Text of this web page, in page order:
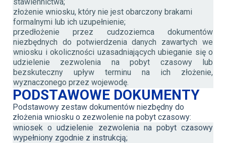
złożenie wniosku, który nie jest obarczony brakami
formalnymi lub ich uzupełnienie;
przedłożenie przez cudzoziemca dokumentów
niezbędnych do potwierdzenia danych zawartych we
wniosku i okoliczności uzasadniających ubieganie się o
udzielenie zezwolenia na pobyt czasowy lub
bezskuteczny upływ terminu na ich złożenie,
wyznaczonego przez wojewodę.
PODSTAWOWE DOKUMENTY
Podstawowy zestaw dokumentów niezbędny do
złożenia wniosku o zezwolenie na pobyt czasowy:
wniosek o udzielenie zezwolenia na pobyt czasowy
wypełniony zgodnie z instrukcją;